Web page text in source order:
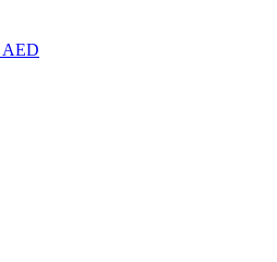
AED